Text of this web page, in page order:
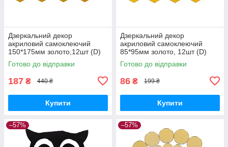
Дзеркальний декор
акриловий самоклеючий
150*175мм золото,12шт (D)
SW-00002518
Готово до відправки
187 ₴ 440 ₴
Купити
Дзеркальний декор
акриловий самоклеючий
85*95мм золото, 12шт (D)
SW-00002516
Готово до відправки
86 ₴ 199 ₴
Купити
–57% –57%